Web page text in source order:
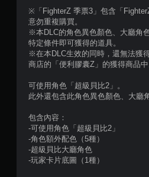
※「FighterZ 季票3」包含「
意勿重複購買。
※本DLC的角色異色顏色、大廳角
特定條件即可獲得的道具。
※在本DLC生效的同時，還無法獲
商店的「便利膠囊Z」的獲得商品中
可使用角色「超級貝比2」。
此外還包含此角色異色顏色、大廳
包含內容：
-可使用角色「超級貝比2」
-角色額外配色（5種）
-超級貝比大廳角色
-玩家卡片底圖（1種）